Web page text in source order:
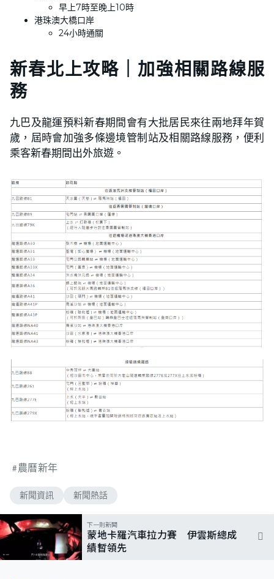
早上7時至晚上10時
港珠澳大橋口岸
24小時通關
新春北上攻略｜加強相關路線服
務
九巴及龍運預料新春期間會有大批居民來往兩地拜年賀
歲，屆時會加強多條邊境管制站及相關路線服務，便利
乘客新春期間出外旅遊。
農曆新年
新聞資訊 新聞熱話
下一則新聞
蒙地卡羅汽車拉力賽 伊雲斯總成
績暫領先